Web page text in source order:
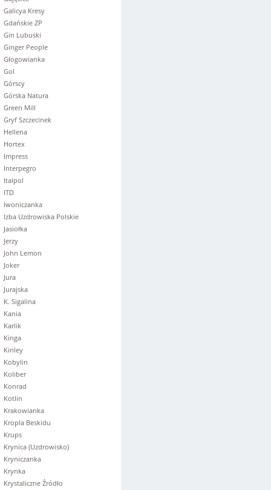
Galicya Kresy
Gdańskie ZP
Gin Lubuski
Ginger People
Głogowianka
Gol
Górscy
Górska Natura
Green Mill
Gryf Szczecinek
Hellena
Hortex
Impress
Interpegro
Italpol
ITD
Iwoniczanka
Izba Uzdrowiska Polskie
Jasiołka
Jerzy
John Lemon
Joker
Jura
Jurajska
K. Sigalina
Kania
Karlik
Kinga
Kinley
Kobylin
Koliber
Konrad
Kotlin
Krakowianka
Kropla Beskidu
Krups
Krynica (Uzdrowisko)
Kryniczanka
Krynka
Krystaliczne Źródło